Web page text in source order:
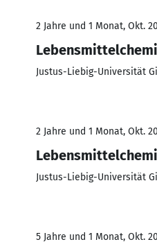
2 Jahre und 1 Monat, Okt.
Justus-Liebig-Universität
2 Jahre und 1 Monat, Okt.
Justus-Liebig-Universität
5 Jahre und 1 Monat, Okt.